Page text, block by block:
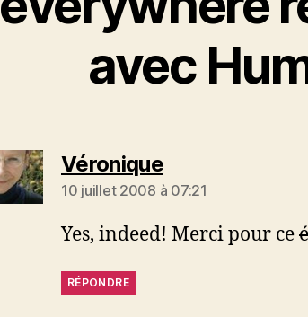
avec
Véroniquedit :
10 juillet 2008 à 07:21
Yes, indeed! Merci pour ce
RÉPONDRE